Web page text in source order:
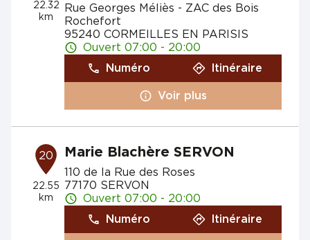
22.32
km
Rue Georges Méliès - ZAC des Bois
Rochefort
95240 CORMEILLES EN PARISIS
Ouvert 07:00 - 20:00
Numéro
Itinéraire
Voir plus
20
22.55
km
Marie Blachère SERVON
110 de la Rue des Roses
77170 SERVON
Ouvert 07:00 - 20:00
Numéro
Itinéraire